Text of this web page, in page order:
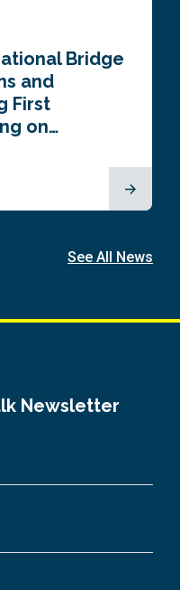
Bridge
and
First
on…
See All News
Newsletter